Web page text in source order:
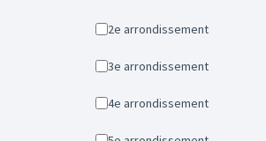
2e arrondissement
3e arrondissement
4e arrondissement